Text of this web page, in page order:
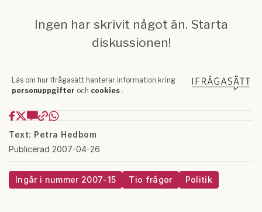
Text: Petra Hedbom
Publicerad 2007-04-26
Ingår i nummer 2007-15 Tio frågor Politik